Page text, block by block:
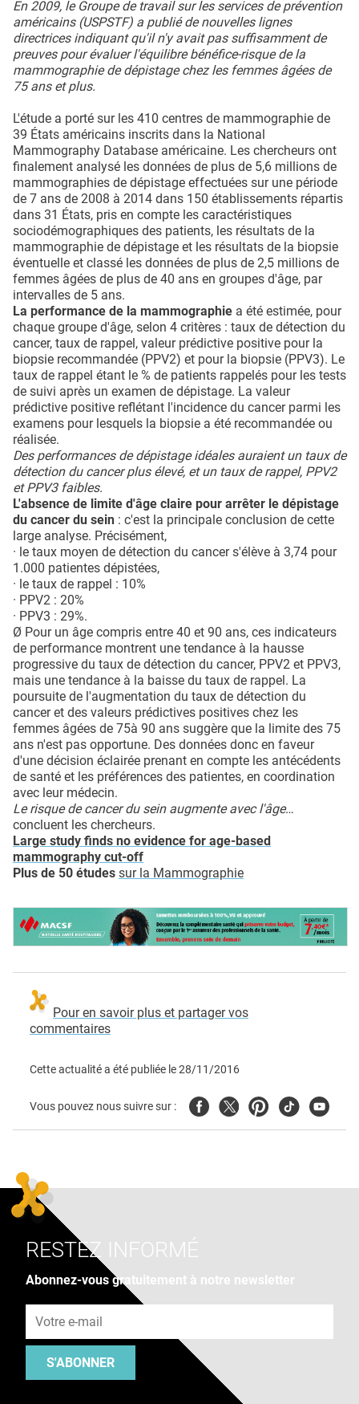
En 2009, le Groupe de travail sur les services de prévention
américains (USPSTF) a publié de nouvelles lignes
directrices indiquant qu'il n'y avait pas suffisamment de
preuves pour évaluer l'équilibre bénéfice-risque de la
mammographie de dépistage chez les femmes âgées de
75 ans et plus.
L'étude a porté sur les 410 centres de mammographie de
39 États américains inscrits dans la National
Mammography Database américaine. Les chercheurs ont
finalement analysé les données de plus de 5,6 millions de
mammographies de dépistage effectuées sur une période
de 7 ans de 2008 à 2014 dans 150 établissements répartis
dans 31 États, pris en compte les caractéristiques
sociodémographiques des patients, les résultats de la
mammographie de dépistage et les résultats de la biopsie
éventuelle et classé les données de plus de 2,5 millions de
femmes âgées de plus de 40 ans en groupes d'âge, par
intervalles de 5 ans.
La performance de la mammographie a été estimée, pour
chaque groupe d'âge, selon 4 critères : taux de détection du
cancer, taux de rappel, valeur prédictive positive pour la
biopsie recommandée (PPV2) et pour la biopsie (PPV3). Le
taux de rappel étant le % de patients rappelés pour les tests
de suivi après un examen de dépistage. La valeur
prédictive positive reflétant l'incidence du cancer parmi les
examens pour lesquels la biopsie a été recommandée ou
réalisée.
Des performances de dépistage idéales auraient un taux de
détection du cancer plus élevé, et un taux de rappel, PPV2
et PPV3 faibles.
L'absence de limite d'âge claire pour arrêter le dépistage
du cancer du sein : c'est la principale conclusion de cette
large analyse. Précisément,
· le taux moyen de détection du cancer s'élève à 3,74 pour
1.000 patientes dépistées,
· le taux de rappel : 10%
· PPV2 : 20%
· PPV3 : 29%.
Ø Pour un âge compris entre 40 et 90 ans, ces indicateurs
de performance montrent une tendance à la hausse
progressive du taux de détection du cancer, PPV2 et PPV3,
mais une tendance à la baisse du taux de rappel. La
poursuite de l'augmentation du taux de détection du
cancer et des valeurs prédictives positives chez les
femmes âgées de 75à 90 ans suggère que la limite des 75
ans n'est pas opportune. Des données donc en faveur
d'une décision éclairée prenant en compte les antécédents
de santé et les préférences des patientes, en coordination
avec leur médecin.
Le risque de cancer du sein augmente avec l'âge…
concluent les chercheurs.
Large study finds no evidence for age-based
mammography cut-off
Plus de 50 études sur la Mammographie
Pour en savoir plus et partager vos
commentaires
Cette actualité a été publiée le28/11/2016
Vous pouvez nous suivre sur : FacebookTwitterPinterest
TiktokYoutube
RESTEZ INFORMÉ
Abonnez-vous gratuitement à notre newsletter
S'ABONNER